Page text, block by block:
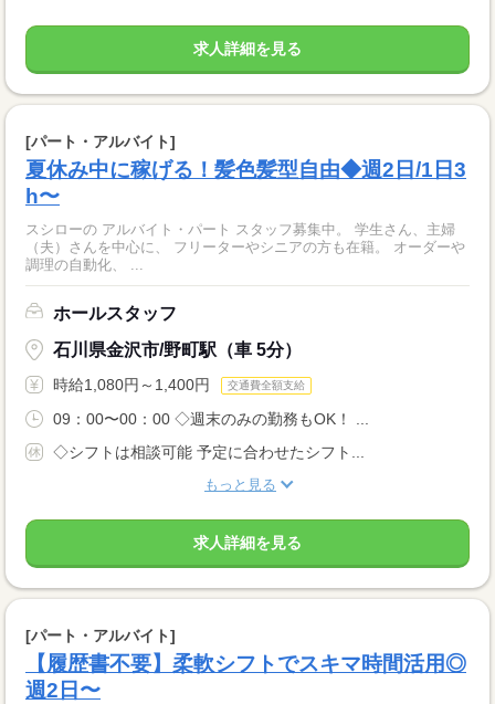
求人詳細を見る
[パート・アルバイト]
夏休み中に稼げる！髪色髪型自由◆週2日/1日3
h〜
スシローの アルバイト・パート スタッフ募集中。 学生さん、主婦
（夫）さんを中心に、 フリーターやシニアの方も在籍。 オーダーや
調理の自動化、 ...
ホールスタッフ
石川県金沢市/野町駅（車 5分）
時給1,080円～1,400円 交通費全額支給
09：00〜00：00 ◇週末のみの勤務もOK！ ...
◇シフトは相談可能 予定に合わせたシフト...
もっと見る
求人詳細を見る
[パート・アルバイト]
【履歴書不要】柔軟シフトでスキマ時間活用◎
週2日〜